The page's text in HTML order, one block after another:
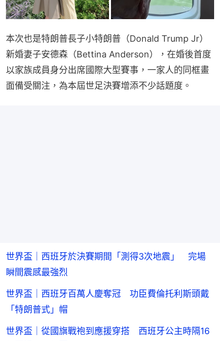
本次也是特朗普長子小特朗普（Donald Trump Jr）
新婚妻子安德森（Bettina Anderson），在婚後首度
以家族成員身分出席國際大型賽事，一家人的同框畫
面備受關注，為本屆世足決賽增添不少話題度。
世界盃｜西班牙於決賽期間「測得3次地震」 完場
瞬間震感最強烈
世界盃｜西班牙百萬人慶奪冠 功臣費倫托利斯頭戴
「特朗普式」帽
世界盃｜從國旗戰袍到應援穿搭 西班牙公主時隔16